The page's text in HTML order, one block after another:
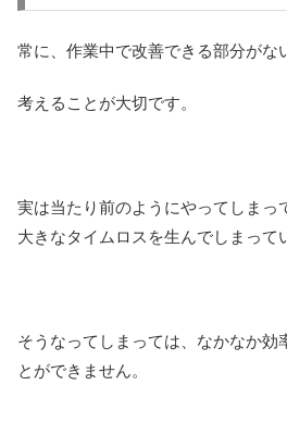
常に、作業中で改善できる部分がな
考えることが大切です。
実は当たり前のようにやってしまっ
大きなタイムロスを生んでしまって
そうなってしまっては、なかなか効
とができません。